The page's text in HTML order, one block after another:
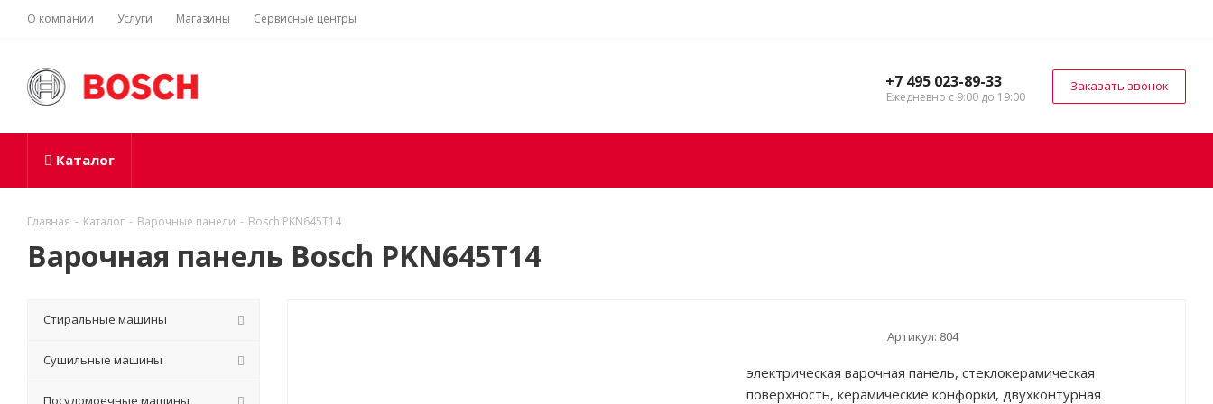
О компании Услуги Магазины Сервисные центры
+7 495 023-89-33
Ежедневно с 9:00 до 19:00
Заказать звонок
Каталог
Главная - Каталог - Варочные панели - Bosch PKN645T14
Варочная панель Bosch PKN645T14
Артикул: 804
электрическая варочная панель, стеклокерамическая
поверхность, керамические конфорки, двухконтурная
Стиральные машины
Сушильные машины
Посудомоечные машины